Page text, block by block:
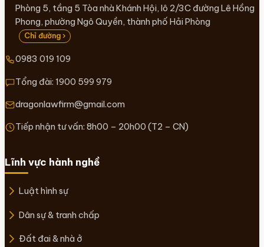
Phòng 5, tầng 5 Tòa nhà Khánh Hội, lô 2/3C đường Lê Hồng
Phong, phường Ngô Quyền, thành phố Hải Phòng
Chỉ đường ›
0983 019 109
Tổng đài: 1900 599 979
dragonlawfirm@gmail.com
Tiếp nhận tư vấn: 8h00 – 20h00 (T2 – CN)
Lĩnh vực hành nghề
Luật hình sự
Dân sự & tranh chấp
Đất đai & nhà ở